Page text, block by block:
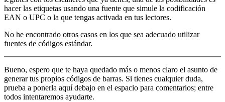
hacer las etiquetas usando una fuente que simule la codificación
EAN o UPC o la que tengas activada en tus lectores.
No he encontrado otros casos en los que sea adecuado utilizar
fuentes de códigos estándar.
Bueno, espero que te haya quedado más o menos claro el asunto de
generar tus propios códigos de barras. Si tienes cualquier duda,
prueba a ponerla aquí debajo en el espacio para comentarios; entre
todos intentaremos ayudarte.